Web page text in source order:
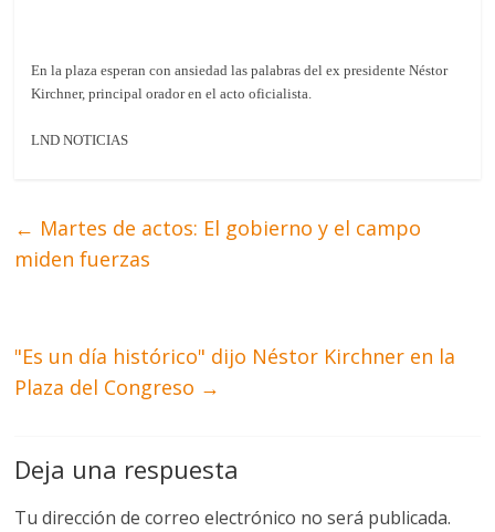
En la plaza esperan con ansiedad las palabras del ex presidente Néstor
Kirchner, principal orador en el acto oficialista.
LND NOTICIAS
← Martes de actos: El gobierno y el campo
miden fuerzas
"Es un día histórico" dijo Néstor Kirchner en la
Plaza del Congreso →
Deja una respuesta
Tu dirección de correo electrónico no será publicada.